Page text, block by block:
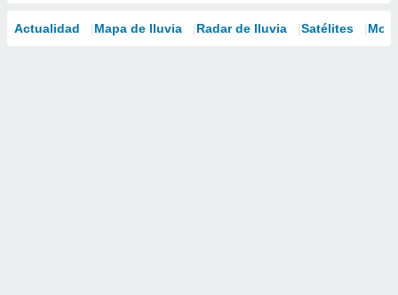
Actualidad Mapa de lluvia Radar de lluvia Satélites